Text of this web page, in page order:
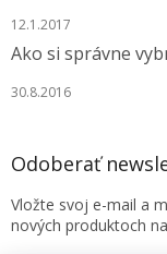
12.1.2017
Ako si správne
30.8.2016
Odoberať
Vložte svoj e-mail a
nových produktoch